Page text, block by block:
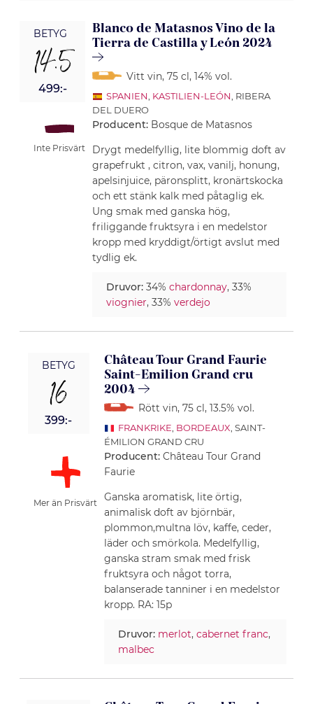
BETYG
14.5
499:-
Inte Prisvärt
Blanco de Matasnos Vino de la
Tierra de Castilla y León 2024
Vitt vin, 75 cl, 14% vol.
SPANIEN KASTILIEN-LEÓN , RIBERA
DEL DUERO
Producent: Bosque de Matasnos
Drygt medelfyllig, lite blommig doft av
grapefrukt , citron, vax, vanilj, honung,
apelsinjuice, päronsplitt, kronärtskocka
och ett stänk kalk med påtaglig ek.
Ung smak med ganska hög,
friliggande fruktsyra i en medelstor
kropp med kryddigt/örtigt avslut med
tydlig ek.
Druvor:34%chardonnay, 33%
viognier, 33%verdejo
BETYG
16
399:-
Mer än Prisvärt
Château Tour Grand Faurie
Saint-Emilion Grand cru
2004
Rött vin, 75 cl, 13.5% vol.
FRANKRIKE BORDEAUX , SAINT-
ÉMILION GRAND CRU
Producent:Château Tour Grand
Faurie
Ganska aromatisk, lite örtig,
animalisk doft av björnbär,
plommon,multna löv, kaffe, ceder,
läder och smörkola. Medelfyllig,
ganska stram smak med frisk
fruktsyra och något torra,
balanserade tanniner i en medelstor
kropp. RA: 15p
Druvor: merlot,cabernet franc,
malbec